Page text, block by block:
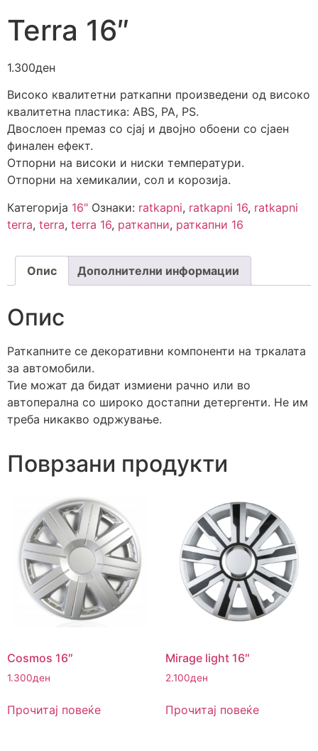
Terra 16″
1.300ден
Високо квалитетни раткапни произведени од високо
квалитетна пластика: ABS, PA, PS.
Двослоен премаз со сјај и двојно обоени со сјаен
финален ефект.
Отпорни на високи и ниски температури.
Отпорни на хемикалии, сол и корозија.
Категорија 16" Ознаки: ratkapni, ratkapni 16, ratkapni
terra, terra, terra 16, раткапни, раткапни 16
Опис Дополнителни информации
Опис
Раткапните се декоративни компоненти на тркалата
за автомобили.
Тие можат да бидат измиени рачно или во
автоперална со широко достапни детергенти. Не им
треба никакво одржување.
Поврзани продукти
Cosmos 16″
1.300ден
Прочитај повеќе
Mirage light 16″
2.100ден
Прочитај повеќе